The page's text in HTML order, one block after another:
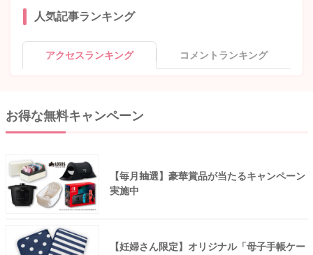
人気記事ランキング
アクセスランキング コメントランキング
お得な無料キャンペーン
【毎月抽選】豪華賞品が当たるキャンペーン
実施中
【妊婦さん限定】オリジナル「母子手帳ケー